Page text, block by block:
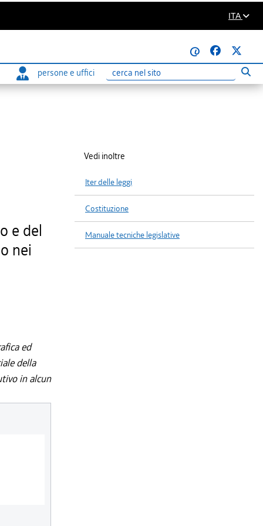
ITA
@
persone e uffici
Ricerca
e del
nei
ed
della
in alcun
Vedi inoltre
Iter delle leggi
Costituzione
Manuale tecniche legislative